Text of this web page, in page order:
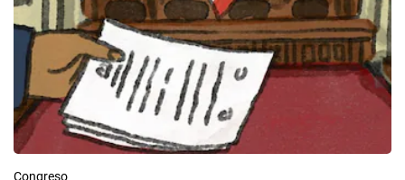
Congreso